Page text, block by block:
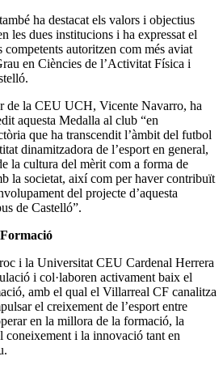
ha destacat els valors i objectius
les dues institucions i ha expressat el
competents autoritzen com més aviat
en Ciències de l’Activitat Física i
de la CEU UCH, Vicente Navarro, ha
aquesta Medalla al club “en
que ha transcendit l’àmbit del futbol
dinamitzadora de l’esport en general,
la cultura del mèrit com a forma de
la societat, així com per haver contribuït
del projecte d’aquesta
de Castelló”.
i la Universitat CEU Cardenal Herrera
i col·laboren activament baix el
amb el qual el Villarreal CF canalitza
el creixement de l’esport entre
en la millora de la formació, la
i la innovació tant en